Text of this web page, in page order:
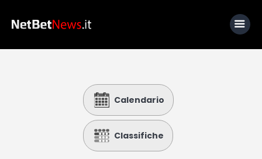
Calcio
Basket
Calendario
Classifiche